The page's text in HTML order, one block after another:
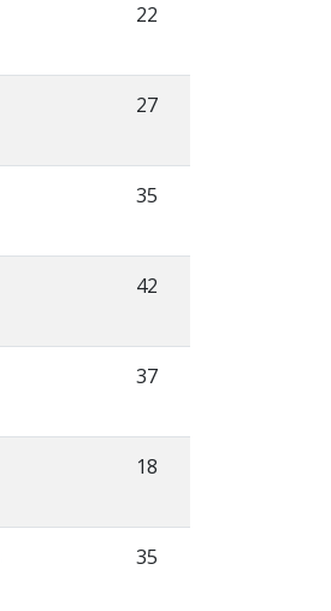
22
27
35
42
37
18
35